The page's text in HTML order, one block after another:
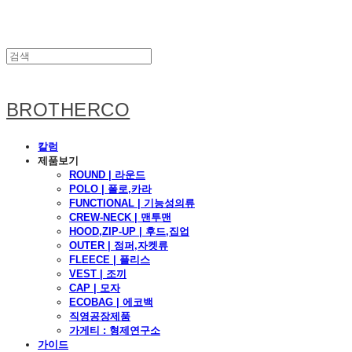
BROTHERCO
칼럼
제품보기
ROUND | 라운드
POLO | 폴로,카라
FUNCTIONAL | 기능성의류
CREW-NECK | 맨투맨
HOOD,ZIP-UP | 후드,집업
OUTER | 점퍼,자켓류
FLEECE | 플리스
VEST | 조끼
CAP | 모자
ECOBAG | 에코백
직영공장제품
가게티 : 형제연구소
가이드